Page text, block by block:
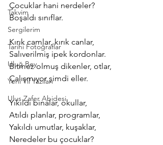
Takvim
Sergilerim
Tarihi Fotoğraflar
Uluğ Bey
Yeni Yıl Yazıları
Ulus Zafer Abidesi
Çocuklar hani nerdeler?
Boşaldı sınıflar.
Kırık camlar, kırık canlar,
Salıverilmiş ipek kordonlar.
Bitmez olmuş dikenler, otlar,
Çalışmıyor şimdi eller.
Yıkıldı binalar, okullar,
Atıldı planlar, programlar,
Yakıldı umutlar, kuşaklar,
Neredeler bu çocuklar?